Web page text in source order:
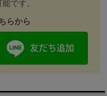
です。
らから